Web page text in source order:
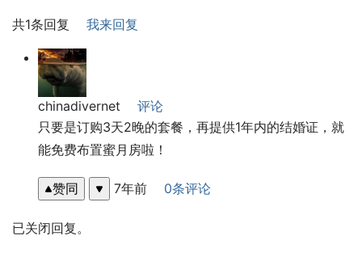
共1条回复 我来回复
chinadivernet
评论
只要是订购3天2晚的套餐，再提供1年内的结婚证，就
能免费布置蜜月房啦！
赞同 7年前 0条评论
已关闭回复。